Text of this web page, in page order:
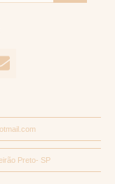
Preto- SP